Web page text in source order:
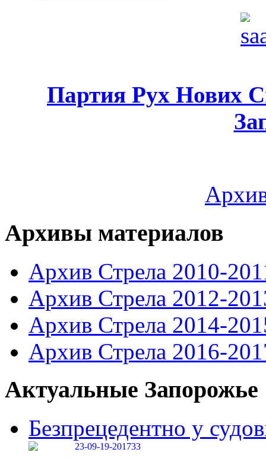
Партия Рух Нових
Архивы материалов
Архив Стрела 2010-
Архив Стрела 2012-
Архив Стрела 2014-
Архив Стрела 2016-
Актуальные Запорожье
Безпрецедентно у